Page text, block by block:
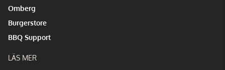
Omberg
Burgerstore
BBQ Support
LÄS MER